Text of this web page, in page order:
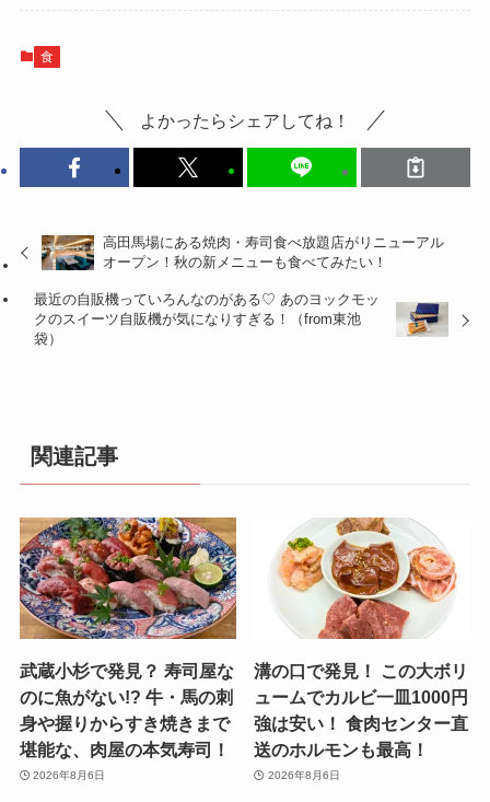
食
よかったらシェアしてね！
高田馬場にある焼肉・寿司食べ放題店がリニューアル
オープン！秋の新メニューも食べてみたい！
最近の自販機っていろんなのがある♡ あのヨックモッ
クのスイーツ自販機が気になりすぎる！（from東池
袋）
関連記事
武蔵小杉で発見？ 寿司屋な
のに魚がない!? 牛・馬の刺
身や握りからすき焼きまで
堪能な、肉屋の本気寿司！
2026年8月6日
溝の口で発見！ この大ボリ
ュームでカルビ一皿1000円
強は安い！ 食肉センター直
送のホルモンも最高！
2026年8月6日